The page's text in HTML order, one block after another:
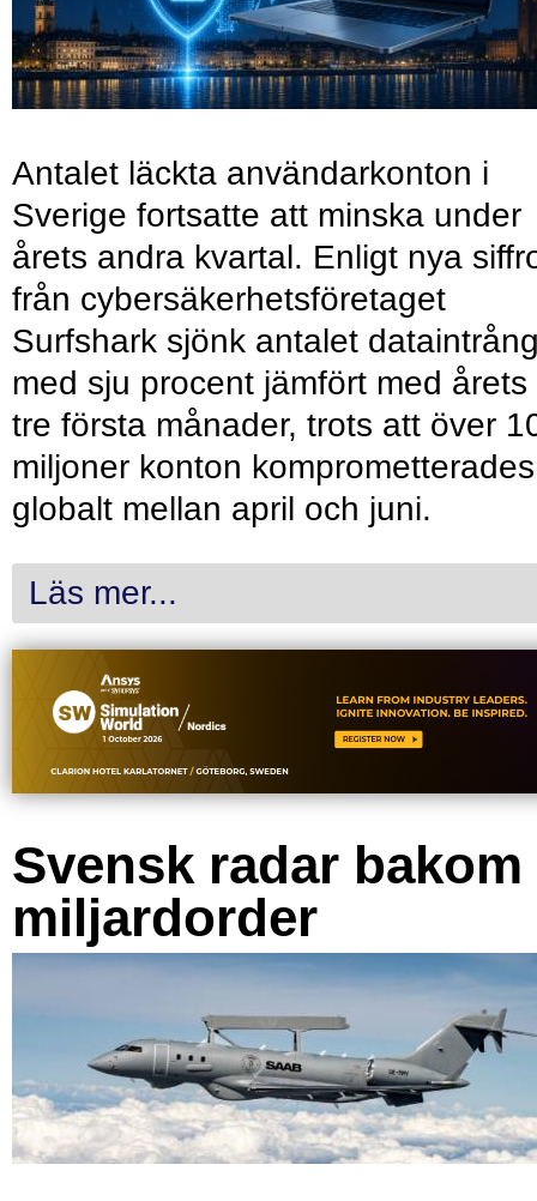
Antalet läckta användarkonton i
Sverige fortsatte att minska under
årets andra kvartal. Enligt nya
från cybersäkerhetsföretaget
Surfshark sjönk antalet
med sju procent jämfört med årets
tre första månader, trots att över
miljoner konton komprometterades
globalt mellan april och juni.
Läs mer...
Svensk radar bakom
miljardorder